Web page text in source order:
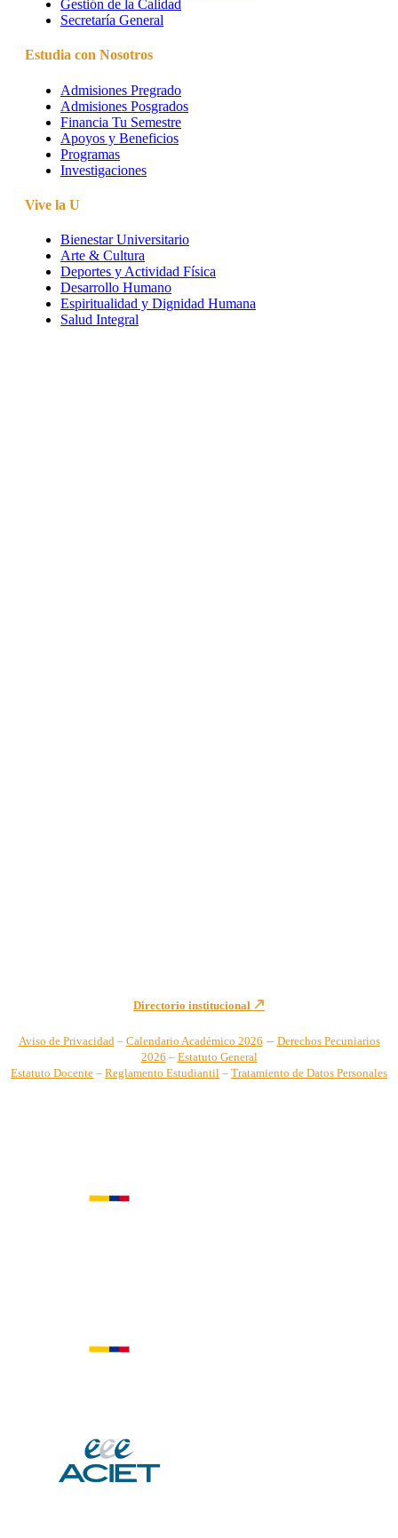
Gestión de la Calidad
Secretaría General
Estudia con Nosotros
Admisiones Pregrado
Admisiones Posgrados
Financia Tu Semestre
Apoyos y Beneficios
Programas
Investigaciones
Vive la U
Bienestar Universitario
Arte & Cultura
Deportes y Actividad Física
Desarrollo Humano
Espiritualidad y Dignidad Humana
Salud Integral
Directorio institucional
Aviso de Privacidad – Calendario Académico 2026 – Derechos Pecuniarios
2026 – Estatuto General
Estatuto Docente – Reglamento Estudiantil – Tratamiento de Datos Personales